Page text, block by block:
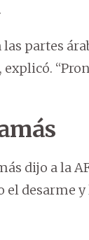
partes
dijo a la
el desarme